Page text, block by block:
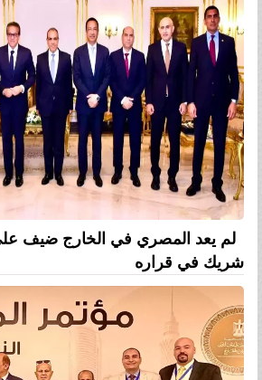
لم يعد المصري في الخارج ضيف
شريك في قراره